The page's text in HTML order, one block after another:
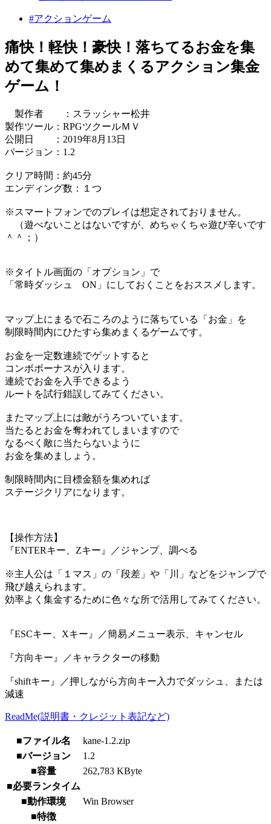
#アクションゲーム
痛快！軽快！豪快！落ちてるお金を集
めて集めて集めまくるアクション集金
ゲーム！
製作者 ：スラッシャー松井
製作ツール：RPGツクールＭＶ
公開日 ：2019年8月13日
バージョン：1.2
クリア時間：約45分
エンディング数：１つ
※スマートフォンでのプレイは想定されておりません。
（遊べないことはないですが、めちゃくちゃ遊び辛いです
＾＾；）
※タイトル画面の「オプション」で
「常時ダッシュ ON」にしておくことをおススメします。
マップ上にまるで石ころのように落ちている「お金」を
制限時間内にひたすら集めまくるゲームです。
お金を一定数連続でゲットすると
コンボボーナスが入ります。
連続でお金を入手できるよう
ルートを試行錯誤してみてください。
またマップ上には敵がうろついています。
当たるとお金を奪われてしまいますので
なるべく敵に当たらないように
お金を集めましょう。
制限時間内に目標金額を集めれば
ステージクリアになります。
【操作方法】
『ENTERキー、Zキー』／ジャンプ、調べる
※主人公は「１マス」の「段差」や「川」などをジャンプで
飛び越えられます。
効率よく集金するために色々な所で活用してみてください。
『ESCキー、Xキー』／簡易メニュー表示、キャンセル
『方向キー』／キャラクターの移動
『shiftキー』／押しながら方向キー入力でダッシュ、または
減速
ReadMe(説明書・クレジット表記など)
■ファイル名
kane-1.2.zip
■バージョン
1.2
■容量
262,783 KByte
■必要ランタイム
■動作環境
Win Browser
■特徴